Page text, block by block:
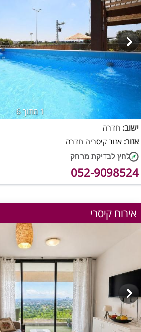
1מתוך 6
ישוב: חדרה
אזור: אזור קיסריה חדרה
052-9098524
אירוח קיסרי